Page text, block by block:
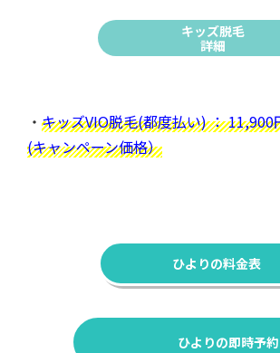
ひよりの料金表
ひよりの即時予約